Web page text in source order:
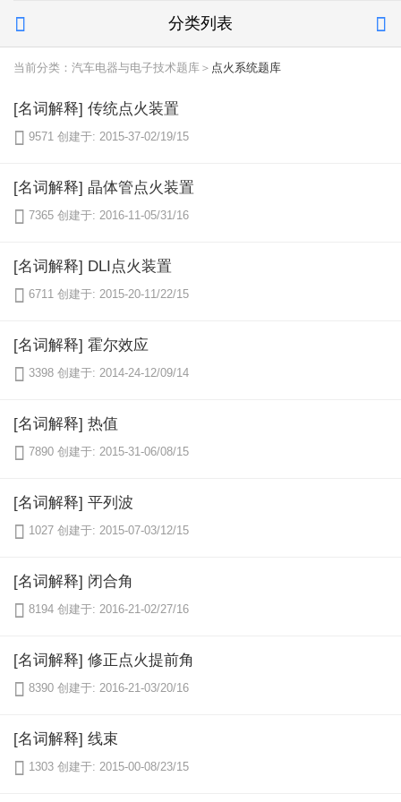
 分类列表 
当前分类：汽车电器与电子技术题库＞ 点火系统题库
[名词解释] 传统点火装置
 9571 创建于: 2015-37-02/19/15
[名词解释] 晶体管点火装置
 7365 创建于: 2016-11-05/31/16
[名词解释] DLI点火装置
 6711 创建于: 2015-20-11/22/15
[名词解释] 霍尔效应
 3398 创建于: 2014-24-12/09/14
[名词解释] 热值
 7890 创建于: 2015-31-06/08/15
[名词解释] 平列波
 1027 创建于: 2015-07-03/12/15
[名词解释] 闭合角
 8194 创建于: 2016-21-02/27/16
[名词解释] 修正点火提前角
 8390 创建于: 2016-21-03/20/16
[名词解释] 线束
 1303 创建于: 2015-00-08/23/15